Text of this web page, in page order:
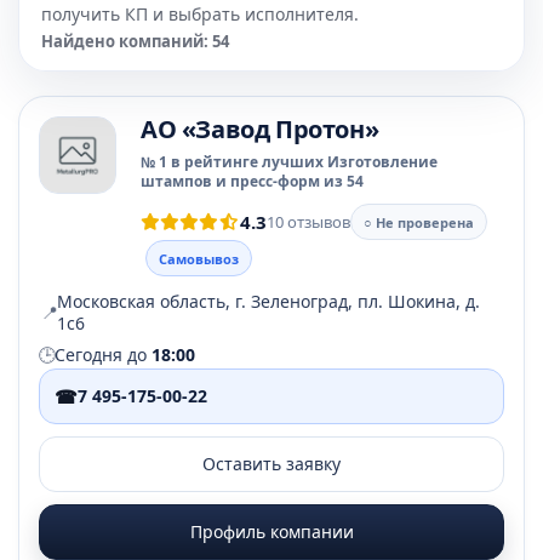
получить КП и выбрать исполнителя.
Найдено компаний: 54
АО «Завод Протон»
№ 1 в рейтинге лучших Изготовление
штампов и пресс-форм из 54
4.310 отзывов
○ Не проверена
Самовывоз
📍Московская область, г. Зеленоград, пл. Шокина, д.
1с6
🕒Сегодня до 18:00
☎7 495-175-00-22
Оставить заявку
Профиль компании